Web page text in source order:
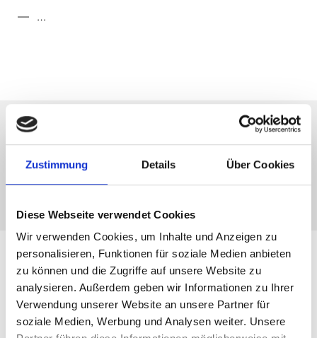
Zustimmung Details Über Cookies
Diese Webseite verwendet Cookies
Wir verwenden Cookies, um Inhalte und Anzeigen zu
personalisieren, Funktionen für soziale Medien anbieten
zu können und die Zugriffe auf unsere Website zu
analysieren. Außerdem geben wir Informationen zu Ihrer
Verwendung unserer Website an unsere Partner für
soziale Medien, Werbung und Analysen weiter. Unsere
…
Unsere Kunden und Partner